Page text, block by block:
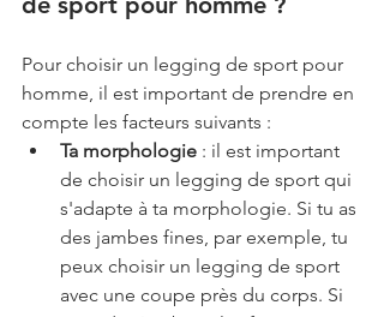
Pour choisir un legging de sport pour
homme, il est important de prendre en
compte les facteurs suivants :
Ta morphologie : il est important
de choisir un legging de sport qui
s'adapte à ta morphologie. Si tu as
des jambes fines, par exemple, tu
peux choisir un legging de sport
avec une coupe près du corps. Si